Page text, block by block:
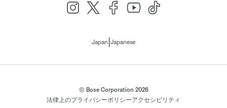
Japan Japanese
© Bose Corporation 2026
法律上のプライバシーポリシーアクセシビリティ